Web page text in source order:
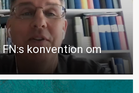
konvention om